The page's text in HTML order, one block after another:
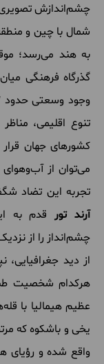
چشم‌اندازش
شمال با چین و
به هند می‌رسد؛
گذرگاه فرهنگی
تنوع اقلیمی،
کشورهای جهان
می‌توان از
تجربه این تضاد
آرند تور قدم به
چشم‌انداز را از
از دید
هرکدام شخصیت
عظیم هیمالیا با
یخی و باشکوه که
واقع شده و رؤیای